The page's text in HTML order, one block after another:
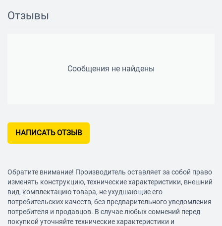
Отзывы
Сообщения не найдены
НАПИСАТЬ ОТЗЫВ
Обратите внимание! Производитель оставляет за собой право
изменять конструкцию, технические характеристики, внешний
вид, комплектацию товара, не ухудшающие его
потребительских качеств, без предварительного уведомления
потребителя и продавцов. В случае любых сомнений перед
покупкой уточняйте технические характеристики и